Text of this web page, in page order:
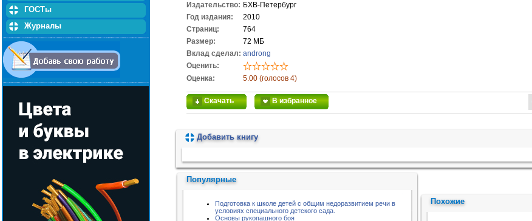
ГОСТы
Журналы
Издательство: БХВ-Петербург
Год издания:
2010
Cтраниц:
764
Размер:
72 МБ
Вклад сделал: androng
Оценить:
Оценка:
5.00 (голосов 4)
Скачать В избранное
Добавить книгу
Популярные
Подготовка к школе детей с общим недоразвитием речи в
условиях специального детского сада.
Основы рукопашного боя
Похожие